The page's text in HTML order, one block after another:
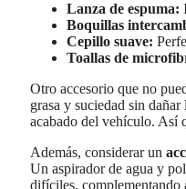
Lanza de espuma:
Boquillas
Cepillo suave:
Toallas de
Otro accesorio que no
grasa y suciedad sin
acabado del vehículo. Así
Además, considerar un
Un aspirador de agua y
difíciles, complementando